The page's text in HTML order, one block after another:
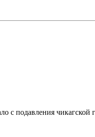
с подавления